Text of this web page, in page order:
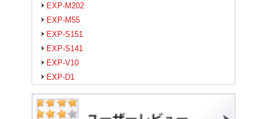
EXP-M202
EXP-M55
EXP-S151
EXP-S141
EXP-V10
EXP-D1